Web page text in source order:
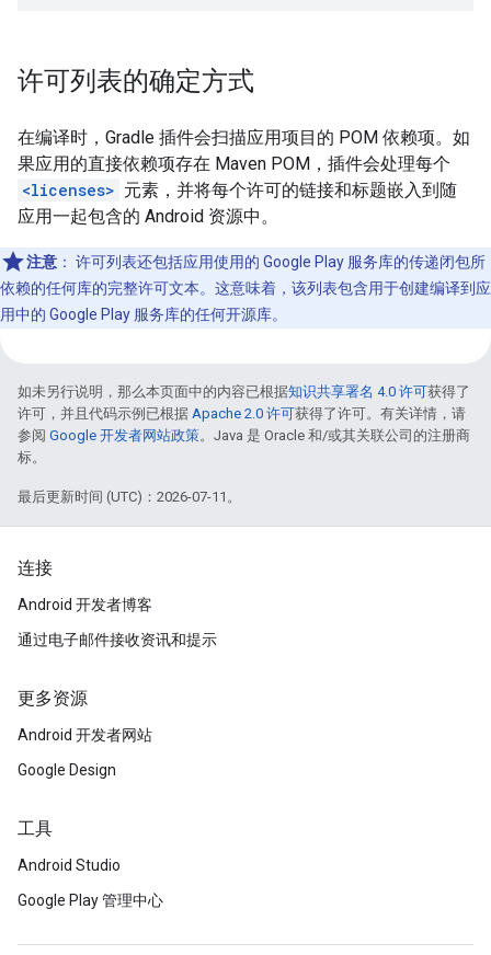
许可列表的确定方式
在编译时，Gradle 插件会扫描应用项目的 POM 依赖项。如
果应用的直接依赖项存在 Maven POM，插件会处理每个
<licenses> 元素，并将每个许可的链接和标题嵌入到随
应用一起包含的 Android 资源中。
注意 ： 许可列表还包括应用使用的 Google Play 服务库的传递闭包所
依赖的任何库的完整许可文本。这意味着，该列表包含用于创建编译到应
用中的 Google Play 服务库的任何开源库。
如未另行说明，那么本页面中的内容已根据知识共享署名 4.0 许可获得了
许可，并且代码示例已根据 Apache 2.0 许可获得了许可。有关详情，请
参阅 Google 开发者网站政策。Java 是 Oracle 和/或其关联公司的注册商
标。
最后更新时间 (UTC)：2026-07-11。
连接
Android 开发者博客
通过电子邮件接收资讯和提示
更多资源
Android 开发者网站
Google Design
工具
Android Studio
Google Play 管理中心